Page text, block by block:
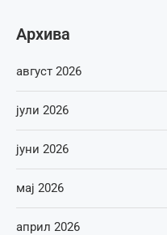
Архива
август 2026
јули 2026
јуни 2026
мај 2026
април 2026